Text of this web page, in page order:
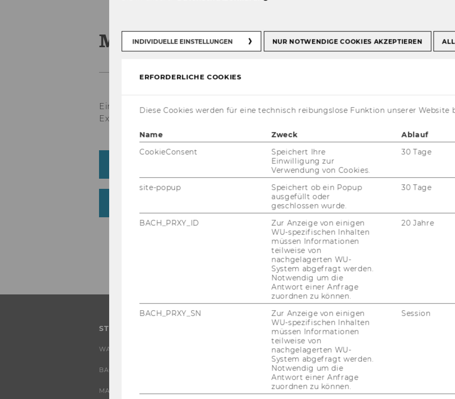
Mehrfach prämierte Lehrende
Ei­ni­ge Leh­ren­de wur­den seit 2016 be­reits mehr­fach mit dem Preis für
Ex­zel­len­te Lehre aus­ge­zeich­net.
Leh­ren­de mit drei Aus­zeich­nun­gen
Leh­ren­de mit zwei Aus­zeich­nun­gen
STUDIUM
WARUM WU?
BACHELOR
MASTER
FORSCHUNG
FORSCHUNGSPORTAL
FORSCHENDE
IMPACT DER FORSCHUNG
INDIVIDUELLE EINSTELLUNGEN NUR NOTWENDIGE COOKIES AKZEPTIEREN
ERFORDERLICHE COOKIES
Diese Cookies werden für eine technisch reibungslose Funktion unserer Website
Name Zweck Ablauf
CookieConsent
Speichert Ihre
Einwilligung zur
Verwendung von Cookies.
30 Tage
site-popup
Speichert ob ein Popup
ausgefüllt oder
geschlossen wurde.
30 Tage
BACH_PRXY_ID
Zur Anzeige von einigen
WU-spezifischen Inhalten
müssen Informationen
teilweise von
nachgelagerten WU-
System abgefragt werden.
Notwendig um die
Antwort einer Anfrage
zuordnen zu können.
20 Jahre
BACH_PRXY_SN
Zur Anzeige von einigen
WU-spezifischen Inhalten
müssen Informationen
teilweise von
nachgelagerten WU-
System abgefragt werden.
Notwendig um die
Antwort einer Anfrage
zuordnen zu können.
Session